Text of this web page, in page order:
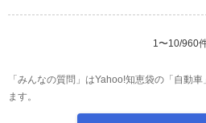
1 〜10/960
「みんなの質問」はYahoo!知恵袋の「自動
ます。